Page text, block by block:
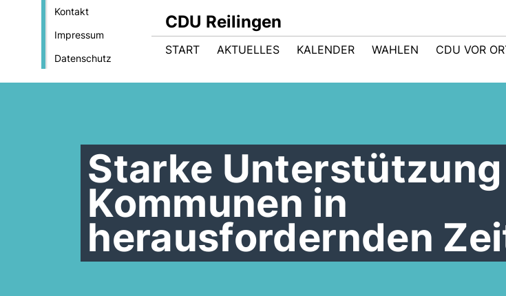
Kontakt
Impressum
Datenschutz
CDU Reilingen
START AKTUELLES KALENDER WAHLEN CDU VOR
Starke
Kommunen in
herausfordernden